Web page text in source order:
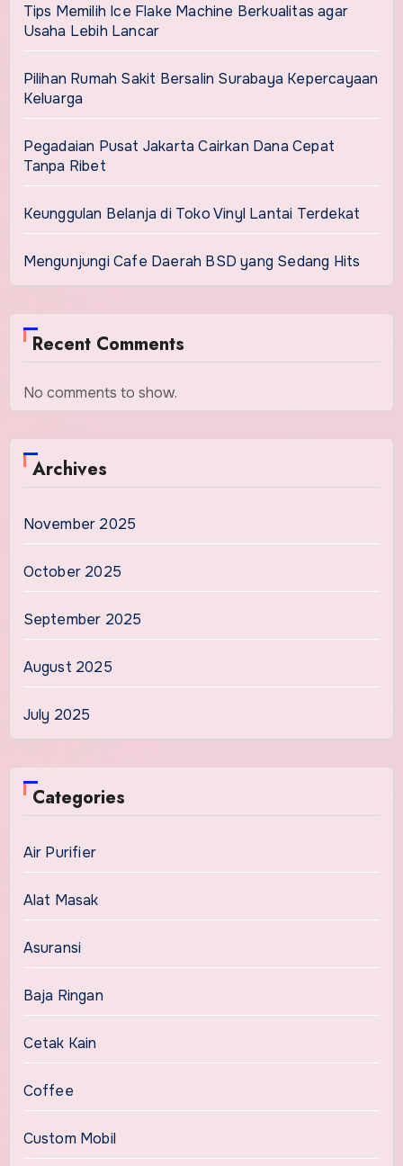
Tips Memilih Ice Flake Machine Berkualitas agar
Usaha Lebih Lancar
Pilihan Rumah Sakit Bersalin Surabaya Kepercayaan
Keluarga
Pegadaian Pusat Jakarta Cairkan Dana Cepat
Tanpa Ribet
Keunggulan Belanja di Toko Vinyl Lantai Terdekat
Mengunjungi Cafe Daerah BSD yang Sedang Hits
Recent Comments
No comments to show.
Archives
November 2025
October 2025
September 2025
August 2025
July 2025
Categories
Air Purifier
Alat Masak
Asuransi
Baja Ringan
Cetak Kain
Coffee
Custom Mobil